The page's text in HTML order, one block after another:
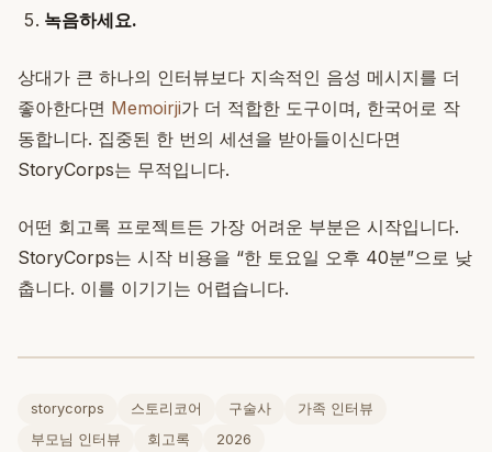
녹음하세요.
상대가 큰 하나의 인터뷰보다 지속적인 음성 메시지를 더
좋아한다면 Memoirji가 더 적합한 도구이며, 한국어로 작
동합니다. 집중된 한 번의 세션을 받아들이신다면
StoryCorps는 무적입니다.
어떤 회고록 프로젝트든 가장 어려운 부분은 시작입니다.
StoryCorps는 시작 비용을 “한 토요일 오후 40분”으로 낮
춥니다. 이를 이기기는 어렵습니다.
storycorps 스토리코어 구술사
가족 인터뷰
부모님 인터뷰
회고록 2026